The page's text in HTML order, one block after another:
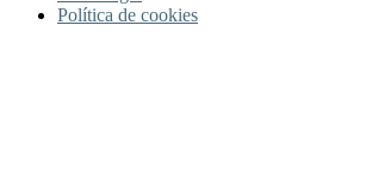
Política de cookies